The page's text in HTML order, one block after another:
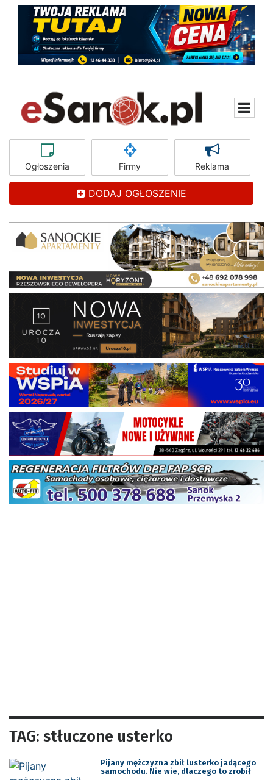
Ogłoszenia Firmy Reklama
DODAJ OGŁOSZENIE
TAG: stłuczone usterko
Pijany mężczyzna zbił lusterko jadącego
samochodu. Nie wie, dlaczego to zrobił